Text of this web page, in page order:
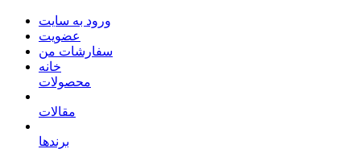
ورود به سایت
عضویت
سفارشات من
خانه
محصولات
مقالات
برندها